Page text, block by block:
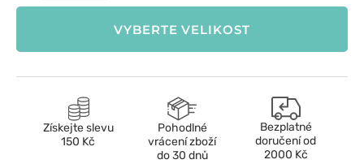
VYBERTE VELIKOST
Získejte slevu
150 Kč
Pohodlné
vrácení zboží
do 30 dnů
Bezplatné
doručení od
2000 Kč